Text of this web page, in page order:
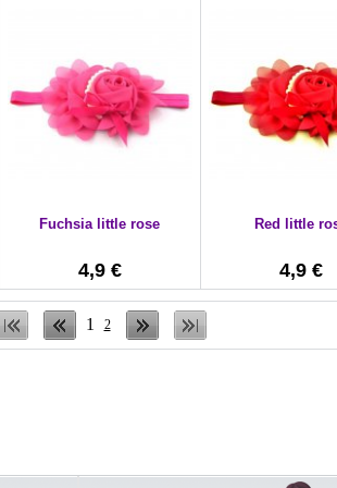
Fuchsia little rose
4,9 €
Red little
4,9 €
1 2